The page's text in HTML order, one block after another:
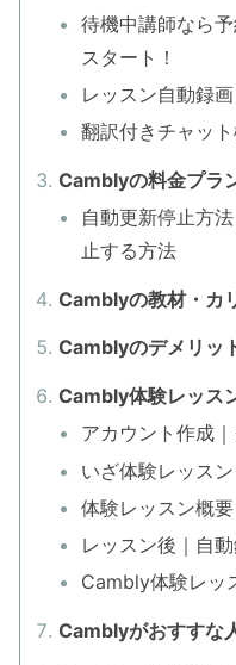
待機中講師なら
スタート！
レッスン自動録画
翻訳付きチャッ
Camblyの料金プラ
自動更新停止方
止する方法
Camblyの教材・カ
Camblyのデメリッ
Cambly体験レッス
アカウント作成
いざ体験レッス
体験レッスン概要
レッスン後｜自
Cambly体験レッ
Camblyがおすすな